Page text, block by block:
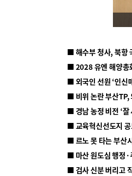
■ 해수부 청사, 북항
■ 2028 유엔 해양총
■ 외국인 선원 ‘인신
■ 비위 논란 부산TP,
■ 르노 못 타는 부산
■ 마산 원도심 행정·